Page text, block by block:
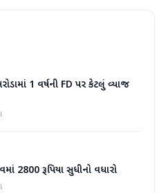
1 વર્ષની FD પર કેટલું વ્યાજ
2800 રૂપિયા સુધીનો વધારો